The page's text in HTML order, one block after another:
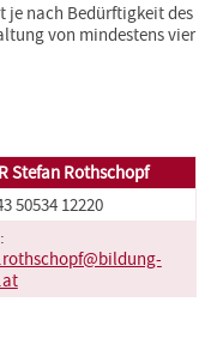
je nach Bedürftigkeit des
von mindestens vier
Stefan Rothschopf
50534 12220